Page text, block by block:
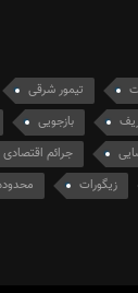
تیمور شرقی
بازجویی
جرائم اقتصادی
زیگورات